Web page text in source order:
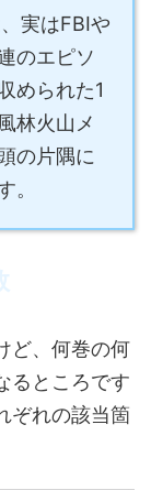
実はFBIや
のエピソ
められた1
林火山メ
の片隅に
。
ど、何巻の何
るところです
ぞれの該当箇